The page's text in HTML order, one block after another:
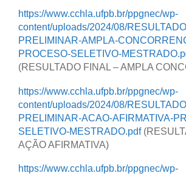
https://www.cchla.ufpb.br/ppgnec/wp-
content/uploads/2024/08/
PRELIMINAR-AMPLA-
PROCESO-SELETIVO-
(RESULTADO FINAL – AMPLA
https://www.cchla.ufpb.br/ppgnec/wp-
content/uploads/2024/08/
PRELIMINAR-ACAO-AFIRMATIVA-
SELETIVO-MESTRADO.pdf
AÇÃO AFIRMATIVA)
https://www.cchla.ufpb.br/ppgnec/wp-